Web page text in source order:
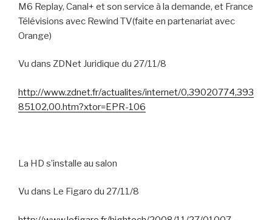
M6 Replay, Canal+ et son service à la demande, et France
Télévisions avec Rewind TV(faite en partenariat avec
Orange)
Vu dans ZDNet Juridique du 27/11/8
http://www.zdnet.fr/actualites/internet/0,39020774,393
85102,00.htm?xtor=EPR-106
La HD s’installe au salon
Vu dans Le Figaro du 27/11/8